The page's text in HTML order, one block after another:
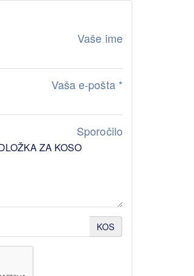
Vaše ime
Vaša e-pošta *
Sporočilo
KOS